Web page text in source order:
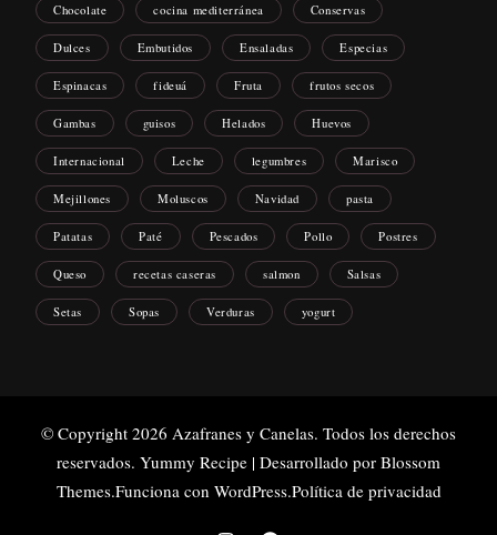
Chocolate cocina mediterránea Conservas
Dulces Embutidos Ensaladas Especias
Espinacas fideuá Fruta frutos secos
Gambas guisos Helados Huevos
Internacional Leche legumbres Marisco
Mejillones Moluscos Navidad pasta
Patatas Paté Pescados Pollo Postres
Queso recetas caseras salmon Salsas
Setas Sopas Verduras yogurt
© Copyright 2026 Azafranes y Canelas. Todos los derechos
reservados. Yummy Recipe | Desarrollado por Blossom
Themes.Funciona con WordPress.Política de privacidad